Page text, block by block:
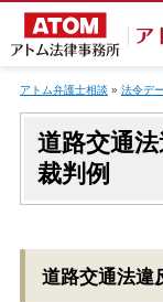
ホームに
アトム弁護士相談 » 法令デ
道路交通
裁判例
道路交通法違